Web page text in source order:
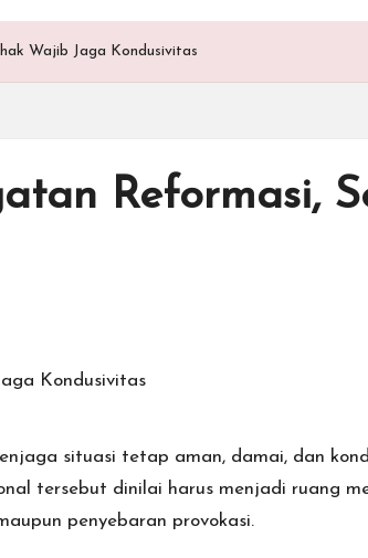
Wajib Jaga Kondusivitas
Reformasi,
situasi tetap aman, damai, dan
tersebut dinilai harus menjadi ruang
penyebaran provokasi.